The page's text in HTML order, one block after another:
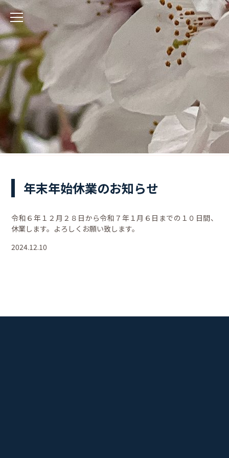
年末年始休業のお知らせ
令和６年１２月２８日から令和７年１月６日までの１０日間、
休業します。よろしくお願い致します。
2024.12.10